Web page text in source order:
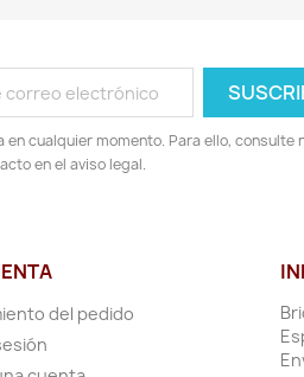
en cualquier momento. Para ello, consulte
en el aviso legal.
del pedido